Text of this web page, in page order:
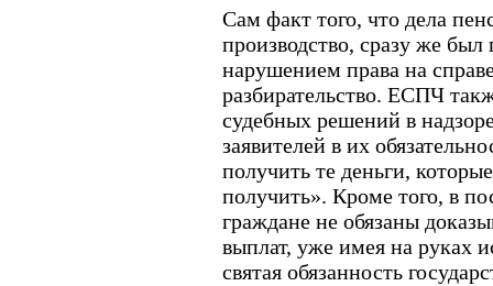
Сам факт того, что дела
производство, сразу же был
нарушением права на
разбирательство. ЕСПЧ
судебных решений в
заявителей в их
получить те деньги,
получить». Кроме того, в
граждане не обязаны
выплат, уже имея на руках
святая обязанность